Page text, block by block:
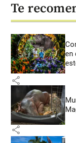
Te
en
share
share